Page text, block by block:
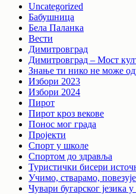
Uncategorized
Бабушница
Бела Паланка
Вести
Димитровград
Димитровград – Мост
Знање ти нико не може
Избори 2023
Избори 2024
Пирот
Пирот кроз векове
Понос мог града
Пројекти
Спорт у школе
Спортом до здравља
Туристички бисери
Учимо, стварамо,
Чувари бугарског језика